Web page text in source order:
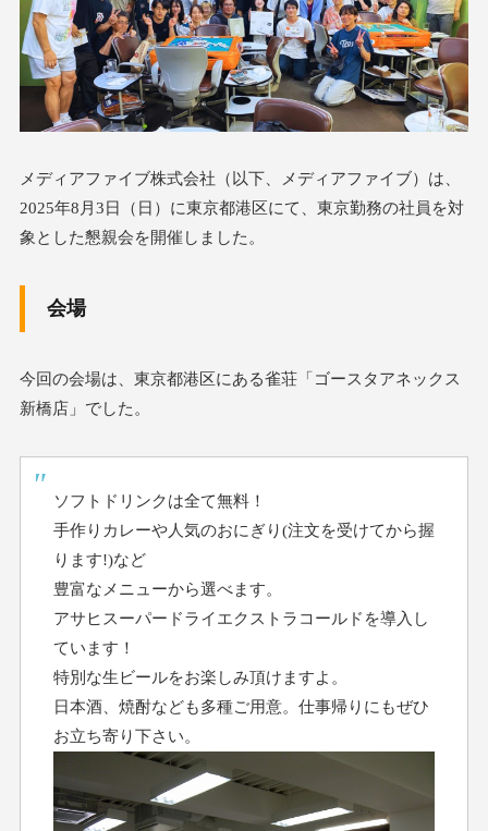
メディアファイブ株式会社（以下、メディアファイブ）は、
2025年8月3日（日）に東京都港区にて、東京勤務の社員を対
象とした懇親会を開催しました。
会場
今回の会場は、東京都港区にある雀荘「ゴースタアネックス
新橋店」でした。
ソフトドリンクは全て無料！
手作りカレーや人気のおにぎり(注文を受けてから握
ります!)など
豊富なメニューから選べます。
アサヒスーパードライエクストラコールドを導入し
ています！
特別な生ビールをお楽しみ頂けますよ。
日本酒、焼酎なども多種ご用意。仕事帰りにもぜひ
お立ち寄り下さい。